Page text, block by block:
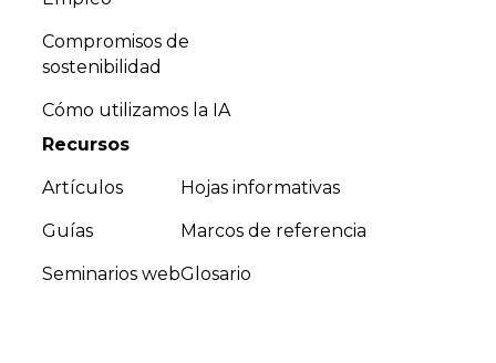
Compromisos de
sostenibilidad
Cómo utilizamos la IA
Recursos
Artículos
Guías
Seminarios web
Hojas informativas
Marcos de referencia
Glosario